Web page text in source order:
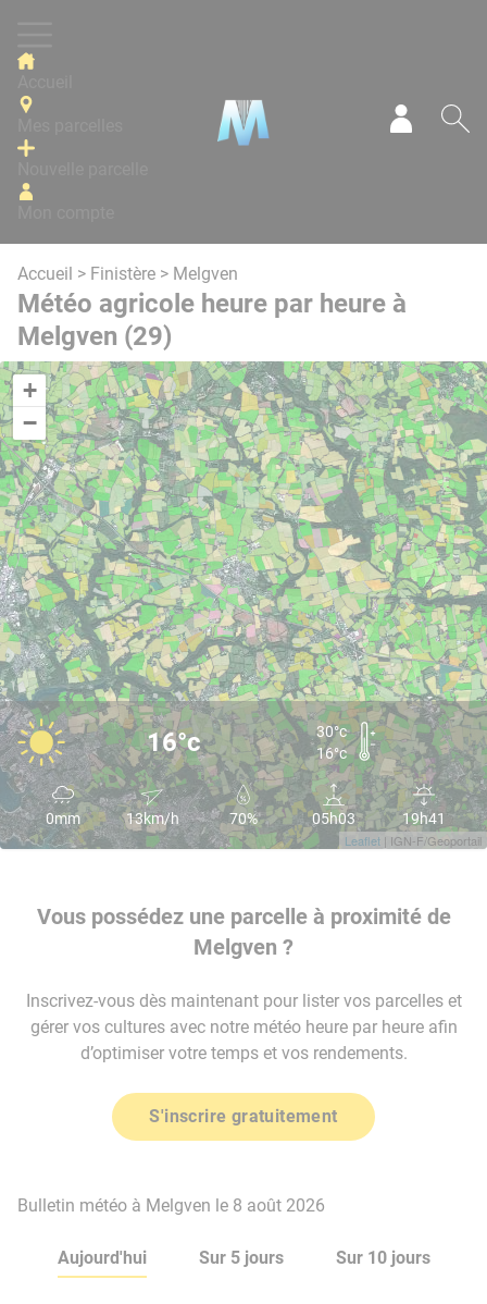
Accueil > Finistère > Melgven
Météo agricole heure par heure à
Melgven (29)
+
−
Leaflet | IGN-F/Geoportail
16°c
30°c
16°c
0mm 13km/h 70% 05h03 19h41
Vous possédez une parcelle à proximité de
Melgven ?
Inscrivez-vous dès maintenant pour lister vos parcelles et
gérer vos cultures avec notre météo heure par heure afin
d’optimiser votre temps et vos rendements.
S'inscrire gratuitement
Bulletin météo à Melgven le 8 août 2026
Aujourd'hui Sur 5 jours Sur 10 jours